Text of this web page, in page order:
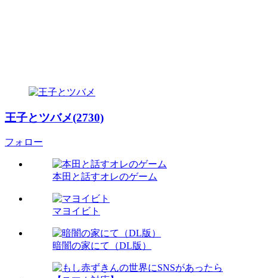
王子とツバメ(2730)
フォロー
本田と話すオレのゲーム
マヨイビト
暗闇の家にて（DL版）